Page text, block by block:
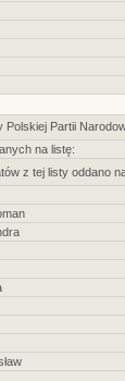
Polskiej Partii
na listę:
z tej listy oddano